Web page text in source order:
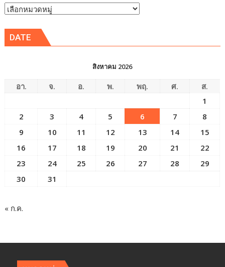
หัวข้อ
DATE
สิงหาคม 2026
อา. จ. อ. พ. พฤ. ศ.
ส.
1
2
3 4 5 6 7
8
9
10 11 12 13 14
15
16
17 18 19 20 21
22
23
24 25 26 27 28
29
30
31
« ก.ค.